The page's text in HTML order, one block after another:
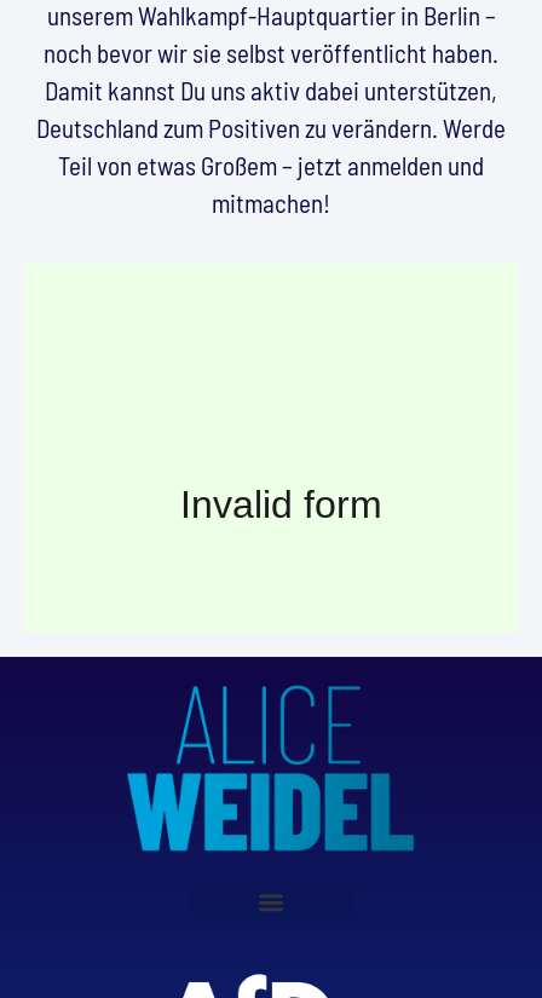
unserem Wahlkampf-Hauptquartier in Berlin –
noch bevor wir sie selbst veröffentlicht haben.
Damit kannst Du uns aktiv dabei unterstützen,
Deutschland zum Positiven zu verändern. Werde
Teil von etwas Großem – jetzt anmelden und
mitmachen!